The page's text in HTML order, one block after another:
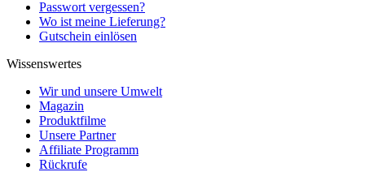
Passwort vergessen?
Wo ist meine Lieferung?
Gutschein einlösen
Wissenswertes
Wir und unsere Umwelt
Magazin
Produktfilme
Unsere Partner
Affiliate Programm
Rückrufe